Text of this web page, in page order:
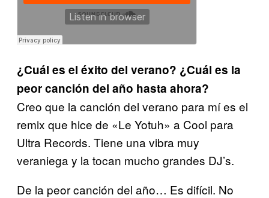
¿Cuál es el éxito del verano? ¿Cuál es la
peor canción del año hasta ahora?
Creo que la canción del verano para mí es el
remix que hice de «Le Yotuh» a Cool para
Ultra Records. Tiene una vibra muy
veraniega y la tocan mucho grandes DJ’s.
De la peor canción del año… Es difícil. No